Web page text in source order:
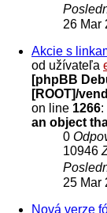
26 Mar
Akcie s
od užívateľa
[phpBB
[ROOT]/
on line 1266:
an object
0
10946
25 Mar
Nová verze